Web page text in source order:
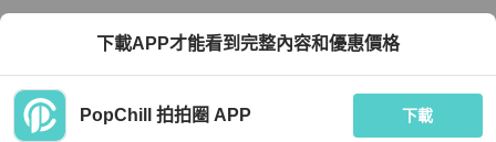
下載APP才能看到完整內容和優惠價格
PopChill 拍拍圈 APP 下載